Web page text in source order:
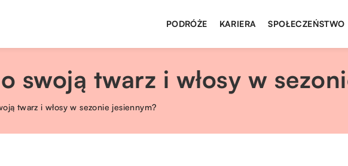
PODRÓŻE KARIERA SPOŁECZEŃSTWO
swoją twarz i włosy w
twarz i włosy w sezonie jesiennym?